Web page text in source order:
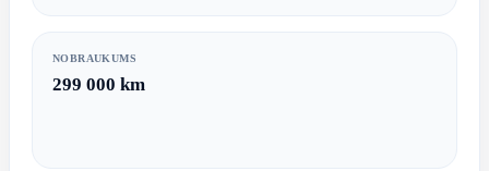
NOBRAUKUMS
299 000 km